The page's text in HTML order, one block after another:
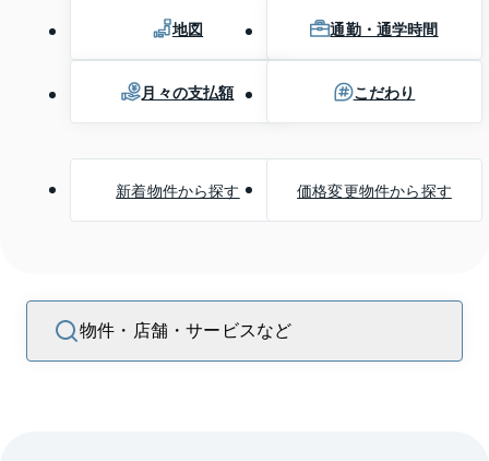
地図 通勤・通学時間
月々の支払額 こだわり
新着物件から探す 価格変更物件から探す
物件・店舗・サービスなど